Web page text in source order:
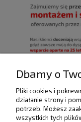
Dbamy o
Pliki cookies i
działanie strony i
potrzeb. Możesz
wszystkich tych